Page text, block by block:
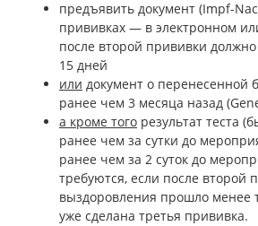
предъявить документ (Impf-
прививках — в электронном
после второй прививки
15 дней
или документ о перенесенной
ранее чем 3 месяца назад
а кроме того результат теста
ранее чем за сутки до
ранее чем за 2 суток до
требуются, если после второй
выздоровления прошло менее
уже сделана третья прививка.